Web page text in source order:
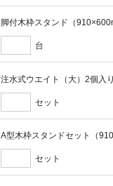
脚付木枠スタンド（
台
注水式ウエイト（大）2個入
セット
A型木枠スタンドセット（
セット